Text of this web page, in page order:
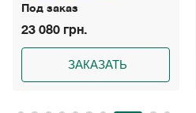
Под заказ
23 080 грн.
ЗАКАЗАТЬ